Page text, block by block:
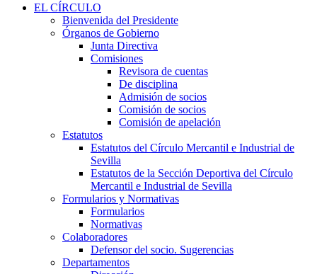
EL CÍRCULO
Bienvenida del Presidente
Órganos de Gobierno
Junta Directiva
Comisiones
Revisora de cuentas
De disciplina
Admisión de socios
Comisión de socios
Comisión de apelación
Estatutos
Estatutos del Círculo Mercantil e Industrial de
Sevilla
Estatutos de la Sección Deportiva del Círculo
Mercantil e Industrial de Sevilla
Formularios y Normativas
Formularios
Normativas
Colaboradores
Defensor del socio. Sugerencias
Departamentos